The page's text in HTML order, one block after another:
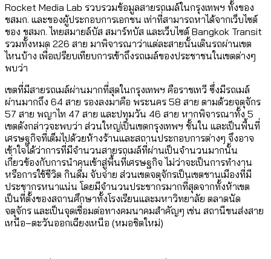
Rocket Media Lab รวบรวมข้อมูลสายรถเมล์ในกรุงเทพฯ ทั้งของ
ขสมก. และของผู้ประกอบการเอกชน เท่าที่สามารถหาได้จากเว็บไซต์
ของ ขสมก. ไทยสมายล์บัส สมาร์ทบัส และเว็บไซต์ Bangkok Transit
รวมทั้งหมด 226 สาย มาพิจารณาว่าแต่ละสายนั้นเดินรถผ่านเขต
ไหนบ้าง เพื่อเปรียบเทียบการเข้าถึงรถเมล์ของประชาชนในเขตต่างๆ
พบว่า
เขตที่มีสายรถเมล์ผ่านมากที่สุดในกรุงเทพฯ คือราชเทวี ซึ่งมีรถเมล์
ผ่านมากถึง 64 สาย รองลงมาคือ พระนคร 58 สาย ตามด้วยจตุจักร
57 สาย พญาไท 47 สาย และปทุมวัน 46 สาย หากพิจารณาทั้ง 5
เขตดังกล่าวจะพบว่า ส่วนใหญ่เป็นเขตกรุงเทพฯ ชั้นใน และเป็นพื้นที่
เศรษฐกิจที่เต็มไปด้วยห้างร้านและสถานประกอบการต่างๆ จึงอาจ
เข้าใจได้ว่าการที่มีจำนวนสายรถเมล์ที่ผ่านเป็นจำนวนมากนั้น
เกี่ยวข้องกับการนำคนเข้าสู่พื้นที่เศรษฐกิจ ไม่ว่าจะเป็นการทำงาน
หรือการใช้ชีวิต กินดื่ม จับจ่าย ส่วนเขตจตุจักรเป็นเขตชานเมืองที่มี
ประชากรหนาแน่น โดยมีจำนวนประชากรมากที่สุดจากทั้งห้าเขต
เป็นที่ตั้งของสถานศึกษาทั้งโรงเรียนและมหาวิทยาลัย ตลาดนัด
จตุจักร และเป็นจุดเชื่อมต่อทางคมนาคมสำคัญๆ เช่น สถานีขนส่งสาย
เหนือ–ตะวันออกเฉียงเหนือ (หมอชิตใหม่)